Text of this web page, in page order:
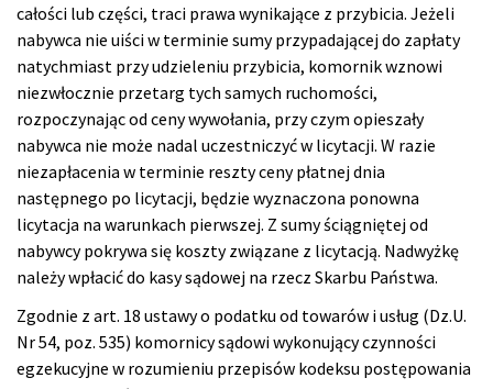
całości lub części, traci prawa wynikające z przybicia. Jeżeli
nabywca nie uiści w terminie sumy przypadającej do zapłaty
natychmiast przy udzieleniu przybicia, komornik wznowi
niezwłocznie przetarg tych samych ruchomości,
rozpoczynając od ceny wywołania, przy czym opieszały
nabywca nie może nadal uczestniczyć w licytacji. W razie
niezapłacenia w terminie reszty ceny płatnej dnia
następnego po licytacji, będzie wyznaczona ponowna
licytacja na warunkach pierwszej. Z sumy ściągniętej od
nabywcy pokrywa się koszty związane z licytacją. Nadwyżkę
należy wpłacić do kasy sądowej na rzecz Skarbu Państwa.
Zgodnie z art. 18 ustawy o podatku od towarów i usług (Dz.U.
Nr 54, poz. 535) komornicy sądowi wykonujący czynności
egzekucyjne w rozumieniu przepisów kodeksu postępowania